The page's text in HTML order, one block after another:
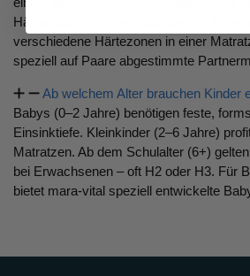
Härtegrad. 2) Partnermatratze mit
verschiedene Härtezonen in einer
speziell auf Paare abgestimmte
Ab welchem Alter brauchen Kinder
Babys (0–2 Jahre) benötigen feste,
Einsinktiefe. Kleinkinder (2–6 Jahre)
Matratzen. Ab dem Schulalter (6+)
bei Erwachsenen – oft H2 oder H3. Für
bietet mara-vital speziell entwickelte